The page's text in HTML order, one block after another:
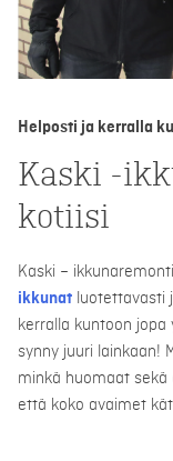
Helposti ja kerralla
Kaski -
kotiisi
Kaski –
ikkunat luotettavasti
kerralla kuntoon jopa
synny juuri lainkaan!
minkä huomaat
että koko avaimet